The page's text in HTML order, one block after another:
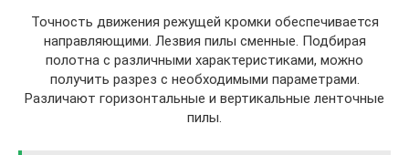
Точность движения режущей кромки обеспечивается
направляющими. Лезвия пилы сменные. Подбирая
полотна с различными характеристиками, можно
получить разрез с необходимыми параметрами.
Различают горизонтальные и вертикальные ленточные
пилы.